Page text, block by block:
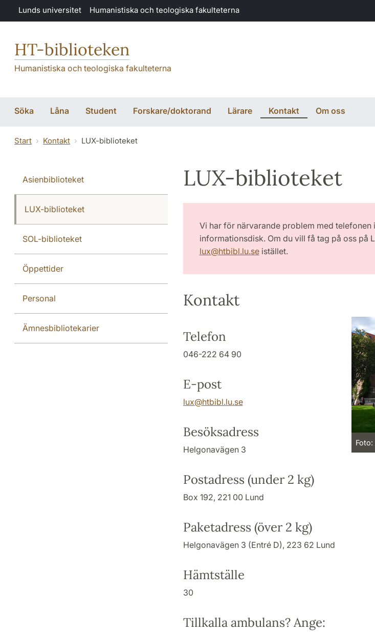
Hoppa till huvudinnehåll
Lunds universitet Humanistiska och teologiska fakulteterna
HT-biblioteken
Humanistiska och teologiska fakulteterna
Söka Låna Student Forskare/doktorand Lärare Kontakt Om oss
Start Kontakt LUX-biblioteket
Asienbiblioteket
LUX-biblioteket
SOL-biblioteket
Öppettider
Personal
Ämnesbibliotekarier
LUX-biblioteket
Vi har för närvarande problem med telefonen
informationsdisk. Om du vill få tag på oss på
lux@htbibl.lu.seistället.
Kontakt
Telefon
046-222 64 90
E-post
lux@htbibl.lu.se
Besöksadress
Helgonavägen 3
Postadress (under 2 kg)
Box 192, 221 00 Lund
Paketadress (över 2 kg)
Helgonavägen 3 (Entré D), 223 62 Lund
Hämtställe
30
Tillkalla ambulans? Ange: